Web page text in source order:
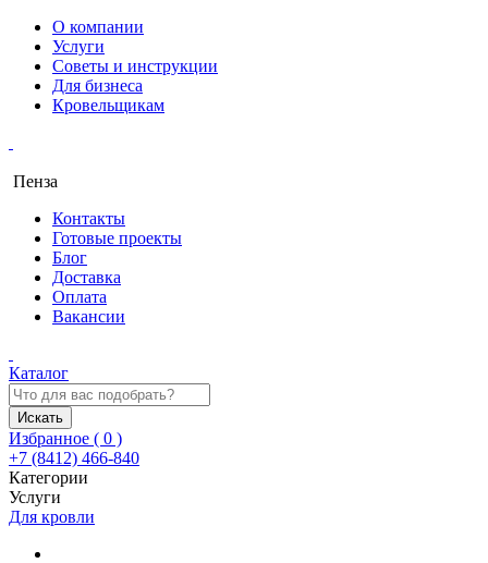
О компании
Услуги
Советы и инструкции
Для бизнеса
Кровельщикам
Пенза
Контакты
Готовые проекты
Блог
Доставка
Оплата
Вакансии
Каталог
Искать
Избранное ( 0 )
+7 (8412) 466-840
Категории
Услуги
Для кровли